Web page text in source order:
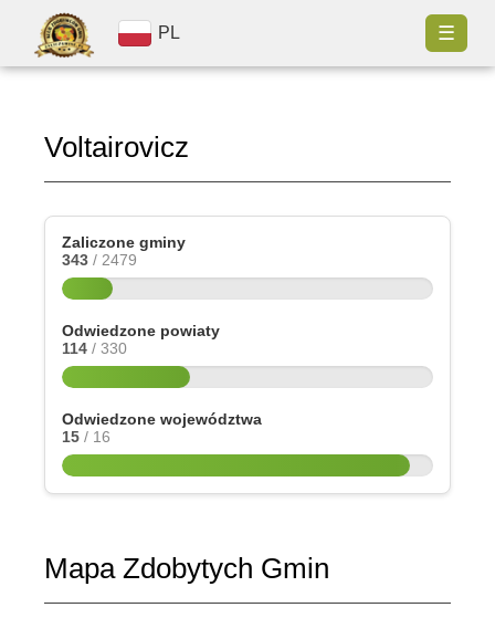
PL ☰
Voltairovicz
Zaliczone gminy
343 / 2479
Odwiedzone powiaty
114 / 330
Odwiedzone województwa
15 / 16
Mapa Zdobytych Gmin